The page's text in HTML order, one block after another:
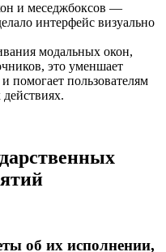
и меседжбоксов —
интерфейс визуально
модальных окон,
это уменшает
помогает пользователям
об их исполнении,